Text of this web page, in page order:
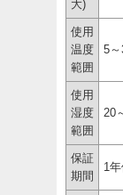
大)
使用
温度
範囲
5
使用
湿度
範囲
20
保証
期間
1